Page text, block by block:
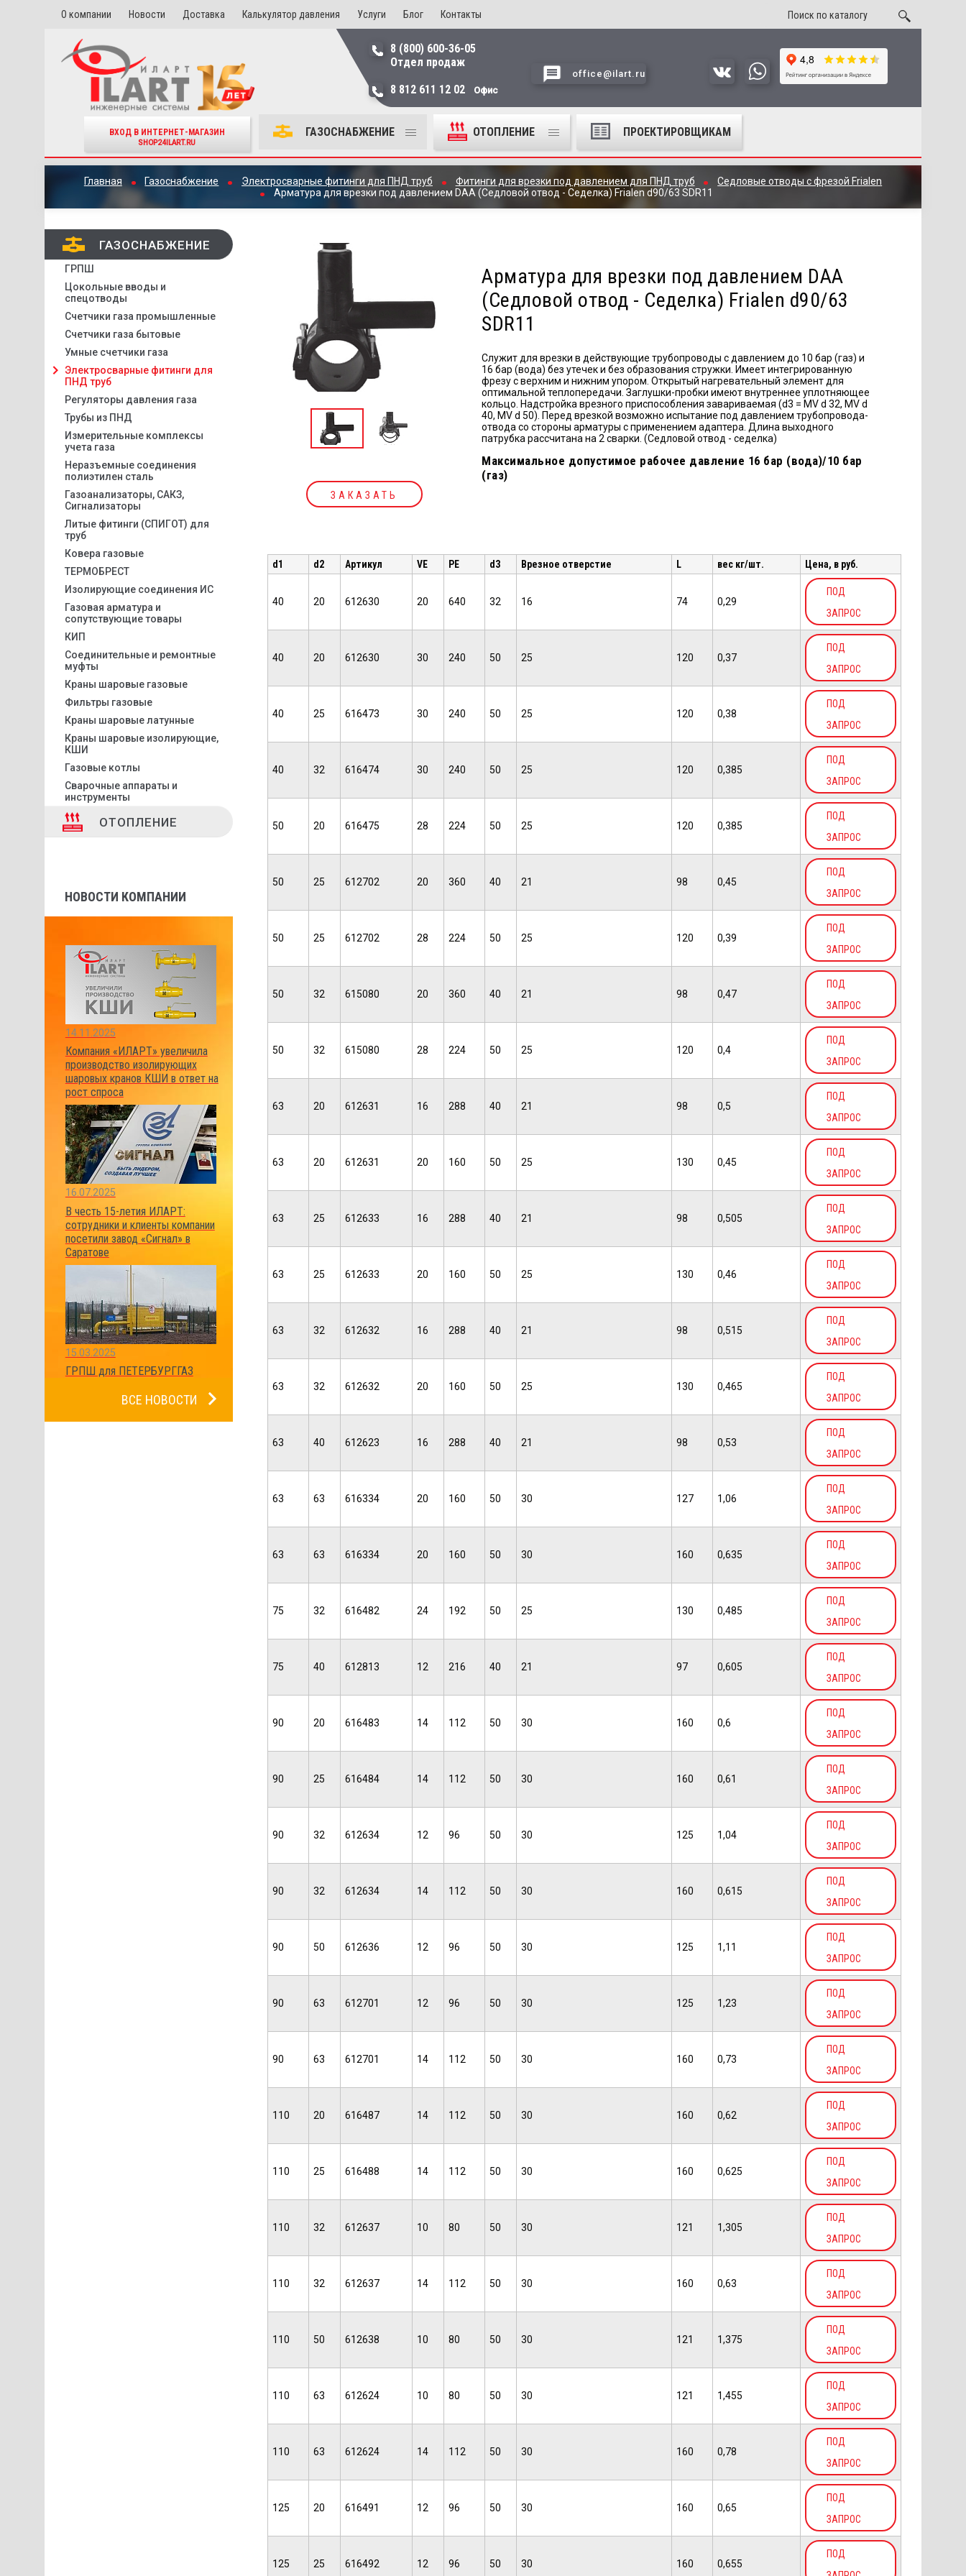
О компании Новости Доставка Калькулятор давления Услуги Блог Контакты
ВХОД В ИНТЕРНЕТ-МАГАЗИН
SHOP24ILART.RU
8 (800) 600-36-05
Отдел продаж
8 812 611 12 02
Офис
office@ilart.ru
ГАЗОСНАБЖЕНИЕ ОТОПЛЕНИЕ ПРОЕКТИРОВЩИКАМ
Главная Газоснабжение Электросварные фитинги для ПНД труб Фитинги для врезки под давлением для ПНД труб
Седловые отводы с фрезой Frialen
Арматура для врезки под давлением DAA (Седловой отвод - Седелка) Frialen d90/63 SDR11
ГАЗОСНАБЖЕНИЕ
ГРПШ
Цокольные вводы и
спецотводы
Счетчики газа промышленные
Счетчики газа бытовые
Умные счетчики газа
Электросварные фитинги для
ПНД труб
Регуляторы давления газа
Трубы из ПНД
Измерительные комплексы
учета газа
Неразъемные соединения
полиэтилен сталь
Газоанализаторы, САКЗ,
Сигнализаторы
Литые фитинги (СПИГОТ) для
труб
Ковера газовые
ТЕРМОБРЕСТ
Изолирующие соединения ИС
Газовая арматура и
сопутствующие товары
КИП
Соединительные и ремонтные
муфты
Краны шаровые газовые
Фильтры газовые
Краны шаровые латунные
Краны шаровые изолирующие,
КШИ
Газовые котлы
Сварочные аппараты и
инструменты
ОТОПЛЕНИЕ
НОВОСТИ КОМПАНИИ
14.11.2025
Компания «ИЛАРТ» увеличила
производство изолирующих
шаровых кранов КШИ в ответ на
рост спроса
16.07.2025
В честь 15-летия ИЛАРТ:
сотрудники и клиенты компании
посетили завод «Сигнал» в
Саратове
15.03.2025
ГРПШ для ПЕТЕРБУРГГАЗ
ВСЕ НОВОСТИ
ЗАКАЗАТЬ
Арматура для врезки под давлением DAA
(Седловой отвод - Седелка) Frialen d90/63
SDR11
Служит для врезки в действующие трубопроводы с давлением до 10 бар (газ) и
16 бар (вода) без утечек и без образования стружки. Имеет интегрированную
фрезу с верхним и нижним упором. Открытый нагревательный элемент для
оптимальной теплопередачи. Заглушки-пробки имеют внутреннее уплотняющее
кольцо. Надстройка врезного приспособления завариваемая (d3 = MV d 32, MV d
40, MV d 50). Перед врезкой возможно испытание под давлением трубопровода-
отвода со стороны арматуры с применением адаптера. Длина выходного
патрубка рассчитана на 2 сварки. (Седловой отвод - седелка)
Максимальное допустимое рабочее давление 16 бар (вода)/10 бар
(газ)
d1 d2 Артикул VE PE d3 Врезное отверстие L вес кг/шт. Цена, в руб.
40 20 612630 20 640 32 16 74 0,29
ПОД
ЗАПРОС
40 20 612630 30 240 50 25 120 0,37
ПОД
ЗАПРОС
40 25 616473 30 240 50 25 120 0,38
ПОД
ЗАПРОС
40 32 616474 30 240 50 25 120 0,385
ПОД
ЗАПРОС
50 20 616475 28 224 50 25 120 0,385
ПОД
ЗАПРОС
50 25 612702 20 360 40 21 98 0,45
ПОД
ЗАПРОС
50 25 612702 28 224 50 25 120 0,39
ПОД
ЗАПРОС
50 32 615080 20 360 40 21 98 0,47
ПОД
ЗАПРОС
50 32 615080 28 224 50 25 120 0,4
ПОД
ЗАПРОС
63 20 612631 16 288 40 21 98 0,5
ПОД
ЗАПРОС
63 20 612631 20 160 50 25 130 0,45
ПОД
ЗАПРОС
63 25 612633 16 288 40 21 98 0,505
ПОД
ЗАПРОС
63 25 612633 20 160 50 25 130 0,46
ПОД
ЗАПРОС
63 32 612632 16 288 40 21 98 0,515
ПОД
ЗАПРОС
63 32 612632 20 160 50 25 130 0,465
ПОД
ЗАПРОС
63 40 612623 16 288 40 21 98 0,53
ПОД
ЗАПРОС
63 63 616334 20 160 50 30 127 1,06
ПОД
ЗАПРОС
63 63 616334 20 160 50 30 160 0,635
ПОД
ЗАПРОС
75 32 616482 24 192 50 25 130 0,485
ПОД
ЗАПРОС
75 40 612813 12 216 40 21 97 0,605
ПОД
ЗАПРОС
90 20 616483 14 112 50 30 160 0,6
ПОД
ЗАПРОС
90 25 616484 14 112 50 30 160 0,61
ПОД
ЗАПРОС
90 32 612634 12 96 50 30 125 1,04
ПОД
ЗАПРОС
90 32 612634 14 112 50 30 160 0,615
ПОД
ЗАПРОС
90 50 612636 12 96 50 30 125 1,11
ПОД
ЗАПРОС
90 63 612701 12 96 50 30 125 1,23
ПОД
ЗАПРОС
90 63 612701 14 112 50 30 160 0,73
ПОД
ЗАПРОС
110 20 616487 14 112 50 30 160 0,62
ПОД
ЗАПРОС
110 25 616488 14 112 50 30 160 0,625
ПОД
ЗАПРОС
110 32 612637 10 80 50 30 121 1,305
ПОД
ЗАПРОС
110 32 612637 14 112 50 30 160 0,63
ПОД
ЗАПРОС
110 50 612638 10 80 50 30 121 1,375
ПОД
ЗАПРОС
110 63 612624 10 80 50 30 121 1,455
ПОД
ЗАПРОС
110 63 612624 14 112 50 30 160 0,78
ПОД
ЗАПРОС
125 20 616491 12 96 50 30 160 0,65
ПОД
ЗАПРОС
125 25 616492 12 96 50 30 160 0,655
ПОД